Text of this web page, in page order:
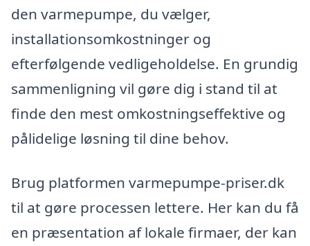
den varmepumpe, du vælger,
installationsomkostninger og
efterfølgende vedligeholdelse. En grundig
sammenligning vil gøre dig i stand til at
finde den mest omkostningseffektive og
pålidelige løsning til dine behov.
Brug platformen varmepumpe-priser.dk
til at gøre processen lettere. Her kan du få
en præsentation af lokale firmaer, der kan